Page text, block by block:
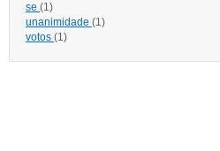
se (1)
unanimidade (1)
votos (1)